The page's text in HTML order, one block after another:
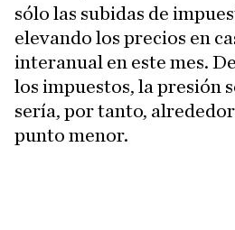
sólo las subidas de
elevando los precios en
interanual en este mes.
los impuestos, la presión
sería, por tanto,
punto menor.